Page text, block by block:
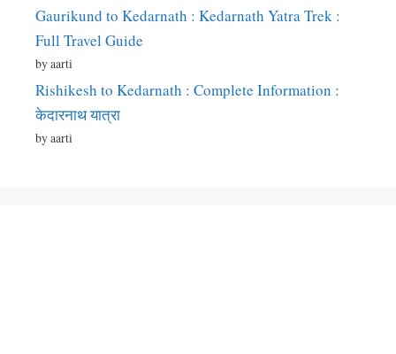
Gaurikund to Kedarnath : Kedarnath Yatra Trek :
Full Travel Guide
by aarti
Rishikesh to Kedarnath : Complete Information :
केदारनाथ यात्रा
by aarti